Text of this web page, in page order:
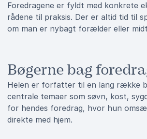
Foredragene er fyldt med konkrete
rådene til praksis. Der er altid tid til
om man er nybagt forælder eller
Bøgerne bag
Helen er forfatter til en lang række
centrale temaer som søvn, kost,
for hendes foredrag, hvor hun
direkte med hjem.